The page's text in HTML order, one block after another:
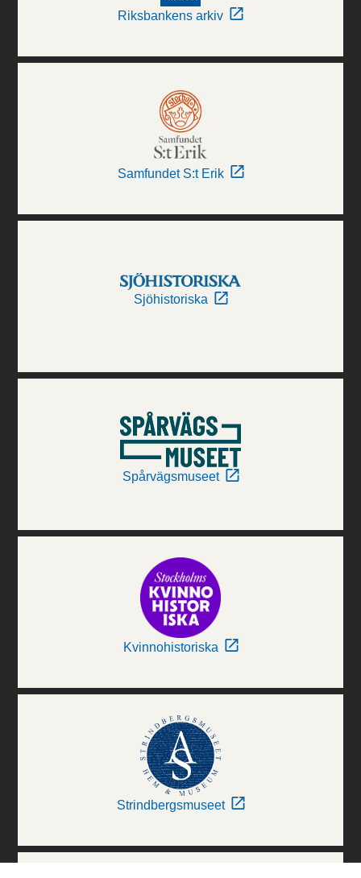
Riksbankens arkiv
Samfundet S:t Erik
Sjöhistoriska
Spårvägsmuseet
Kvinnohistoriska
Strindbergsmuseet